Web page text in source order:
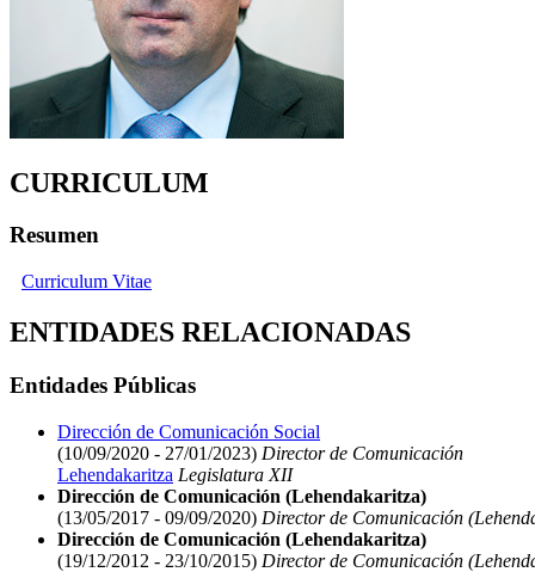
CURRICULUM
Resumen
Curriculum Vitae
ENTIDADES RELACIONADAS
Entidades Públicas
Dirección de Comunicación Social
(10/09/2020 - 27/01/2023) Director de Comunicación
Lehendakaritza Legislatura XII
Dirección de Comunicación (Lehendakaritza)
(13/05/2017 - 09/09/2020) Director de Comunicación
Dirección de Comunicación (Lehendakaritza)
(19/12/2012 - 23/10/2015) Director de Comunicación